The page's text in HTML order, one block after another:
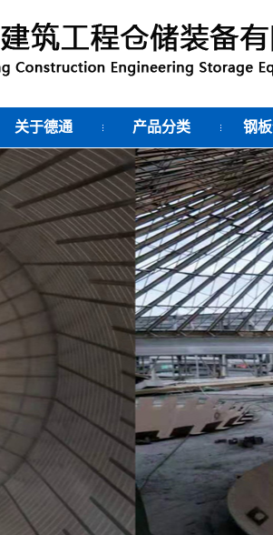
关于德通 产品分类 钢